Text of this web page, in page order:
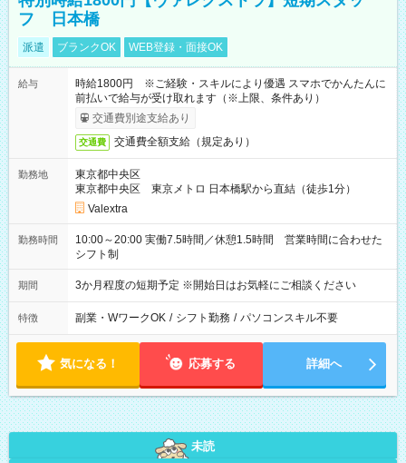
フ 日本橋
派遣 ブランクOK WEB登録・面接OK
給与
時給1800円 ※ご経験・スキルにより優遇 スマホでかんたんに
前払いで給与が受け取れます（※上限、条件あり）
交通費別途支給あり
交通費 交通費全額支給（規定あり）
勤務地
東京都中央区
東京都中央区 東京メトロ 日本橋駅から直結（徒歩1分）
Valextra
勤務時間
10:00～20:00 実働7.5時間／休憩1.5時間 営業時間に合わせた
シフト制
期間 3か月程度の短期予定 ※開始日はお気軽にご相談ください
特徴 副業・WワークOK / シフト勤務 / パソコンスキル不要
気になる！ 応募する 詳細へ
未読